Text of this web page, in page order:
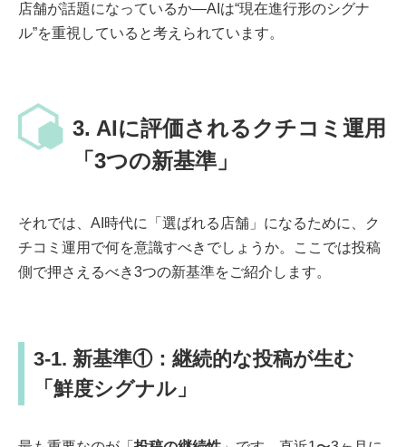
店舗が話題になっているか―AIは“現在進行形のシグナ
ル”を重視していると考えられています。
3. AIに評価されるクチコミ運用
「3つの新基準」
それでは、AI時代に「選ばれる店舗」になるために、ク
チコミ運用で何を意識すべきでしょうか。ここでは投稿
側で押さえるべき3つの新基準をご紹介します。
3-1. 新基準①：継続的な投稿が生む
「鮮度シグナル」